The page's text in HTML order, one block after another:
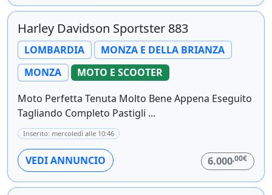
Harley Davidson Sportster 883
LOMBARDIA
MONZA E DELLA BRIANZA
MONZA
MOTO E SCOOTER
Moto Perfetta Tenuta Molto Bene Appena Eseguito
Tagliando Completo Pastigli ...
Inserito: mercoledì alle 10:46
VEDI ANNUNCIO 6.000,00€